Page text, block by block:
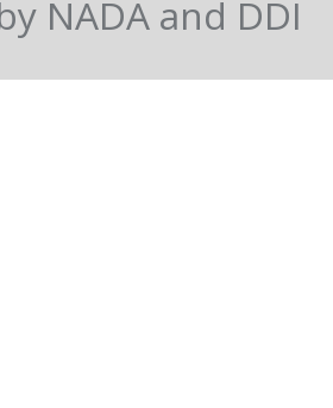
NADA and DDI